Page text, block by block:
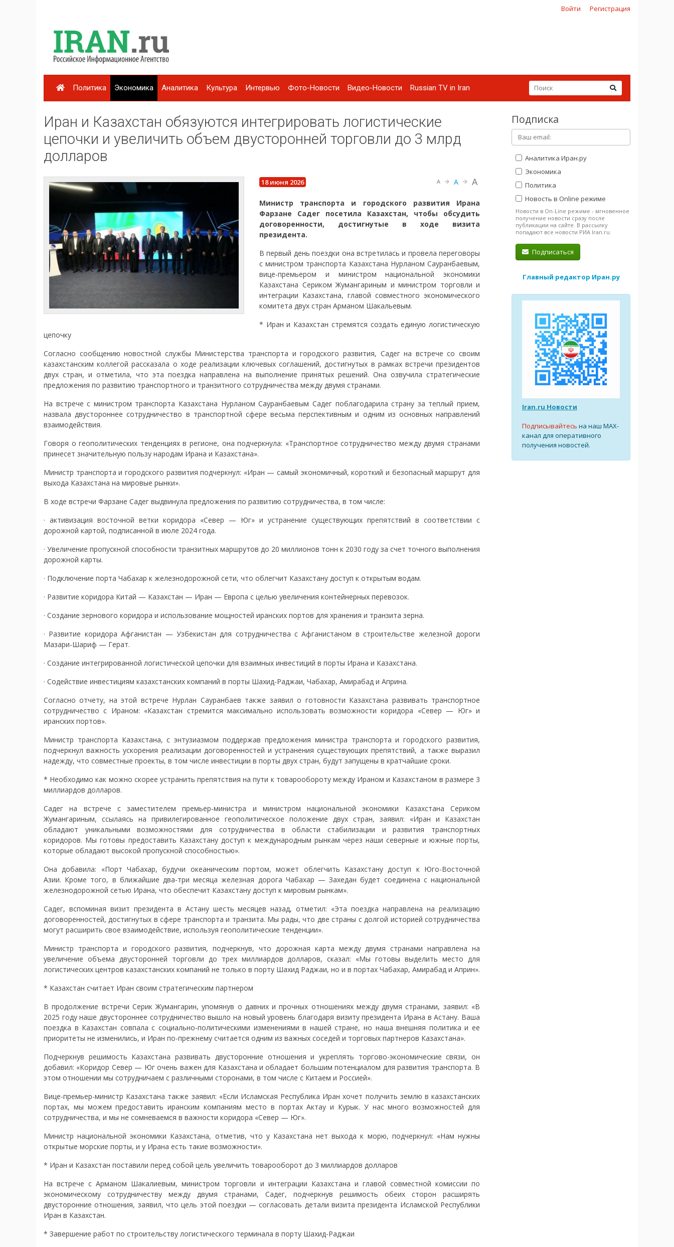
Войти Регистрация
Политика Экономика Аналитика Культура Интервью Фото-Новости Видео-Новости Russian TV in Iran
Иран и Казахстан обязуются интегрировать логистические
цепочки и увеличить объем двусторонней торговли до 3 млрд
долларов
18 июня 2026 A A A
Министр транспорта и городского развития Ирана
Фарзане Садег посетила Казахстан, чтобы обсудить
договоренности, достигнутые в ходе визита
президента.
В первый день поездки она встретилась и провела переговоры
с министром транспорта Казахстана Нурланом Сауранбаевым,
вице-премьером и министром национальной экономики
Казахстана Сериком Жумангариным и министром торговли и
интеграции Казахстана, главой совместного экономического
комитета двух стран Арманом Шакальевым.
* Иран и Казахстан стремятся создать единую логистическую
цепочку
Согласно сообщению новостной службы Министерства транспорта и городского развития, Садег на встрече со своим
казахстанским коллегой рассказала о ходе реализации ключевых соглашений, достигнутых в рамках встречи президентов
двух стран, и отметила, что эта поездка направлена на выполнение принятых решений. Она озвучила стратегические
предложения по развитию транспортного и транзитного сотрудничества между двумя странами.
На встрече с министром транспорта Казахстана Нурланом Сауранбаевым Садег поблагодарила страну за теплый прием,
назвала двустороннее сотрудничество в транспортной сфере весьма перспективным и одним из основных направлений
взаимодействия.
Говоря о геополитических тенденциях в регионе, она подчеркнула: «Транспортное сотрудничество между двумя странами
принесет значительную пользу народам Ирана и Казахстана».
Министр транспорта и городского развития подчеркнул: «Иран — самый экономичный, короткий и безопасный маршрут для
выхода Казахстана на мировые рынки».
В ходе встречи Фарзане Садег выдвинула предложения по развитию сотрудничества, в том числе:
· активизация восточной ветки коридора «Север — Юг» и устранение существующих препятствий в соответствии с
дорожной картой, подписанной в июле 2024 года.
· Увеличение пропускной способности транзитных маршрутов до 20 миллионов тонн к 2030 году за счет точного выполнения
дорожной карты.
· Подключение порта Чабахар к железнодорожной сети, что облегчит Казахстану доступ к открытым водам.
· Развитие коридора Китай — Казахстан — Иран — Европа с целью увеличения контейнерных перевозок.
· Создание зернового коридора и использование мощностей иранских портов для хранения и транзита зерна.
· Развитие коридора Афганистан — Узбекистан для сотрудничества с Афганистаном в строительстве железной дороги
Мазари-Шариф — Герат.
· Создание интегрированной логистической цепочки для взаимных инвестиций в порты Ирана и Казахстана.
· Содействие инвестициям казахстанских компаний в порты Шахид-Раджаи, Чабахар, Амирабад и Априна.
Согласно отчету, на этой встрече Нурлан Сауранбаев также заявил о готовности Казахстана развивать транспортное
сотрудничество с Ираном: «Казахстан стремится максимально использовать возможности коридора «Север — Юг» и
иранских портов».
Министр транспорта Казахстана, с энтузиазмом поддержав предложения министра транспорта и городского развития,
подчеркнул важность ускорения реализации договоренностей и устранения существующих препятствий, а также выразил
надежду, что совместные проекты, в том числе инвестиции в порты двух стран, будут запущены в кратчайшие сроки.
* Необходимо как можно скорее устранить препятствия на пути к товарообороту между Ираном и Казахстаном в размере 3
миллиардов долларов.
Садег на встрече с заместителем премьер-министра и министром национальной экономики Казахстана Сериком
Жумангариным, ссылаясь на привилегированное геополитическое положение двух стран, заявил: «Иран и Казахстан
обладают уникальными возможностями для сотрудничества в области стабилизации и развития транспортных
коридоров. Мы готовы предоставить Казахстану доступ к международным рынкам через наши северные и южные порты,
которые обладают высокой пропускной способностью».
Она добавила: «Порт Чабахар, будучи океаническим портом, может облегчить Казахстану доступ к Юго-Восточной
Азии. Кроме того, в ближайшие два-три месяца железная дорога Чабахар — Захедан будет соединена с национальной
железнодорожной сетью Ирана, что обеспечит Казахстану доступ к мировым рынкам».
Садег, вспоминая визит президента в Астану шесть месяцев назад, отметил: «Эта поездка направлена на реализацию
договоренностей, достигнутых в сфере транспорта и транзита. Мы рады, что две страны с долгой историей сотрудничества
могут расширить свое взаимодействие, используя геополитические тенденции».
Министр транспорта и городского развития, подчеркнув, что дорожная карта между двумя странами направлена на
увеличение объема двусторонней торговли до трех миллиардов долларов, сказал: «Мы готовы выделить место для
логистических центров казахстанских компаний не только в порту Шахид Раджаи, но и в портах Чабахар, Амирабад и Априн».
* Казахстан считает Иран своим стратегическим партнером
В продолжение встречи Серик Жумангарин, упомянув о давних и прочных отношениях между двумя странами, заявил: «В
2025 году наше двустороннее сотрудничество вышло на новый уровень благодаря визиту президента Ирана в Астану. Ваша
поездка в Казахстан совпала с социально-политическими изменениями в нашей стране, но наша внешняя политика и ее
приоритеты не изменились, и Иран по-прежнему считается одним из важных соседей и торговых партнеров Казахстана».
Подчеркнув решимость Казахстана развивать двусторонние отношения и укреплять торгово-экономические связи, он
добавил: «Коридор Север — Юг очень важен для Казахстана и обладает большим потенциалом для развития транспорта. В
этом отношении мы сотрудничаем с различными сторонами, в том числе с Китаем и Россией».
Вице-премьер-министр Казахстана также заявил: «Если Исламская Республика Иран хочет получить землю в казахстанских
портах, мы можем предоставить иранским компаниям место в портах Актау и Курык. У нас много возможностей для
сотрудничества, и мы не сомневаемся в важности коридора «Север — Юг».
Министр национальной экономики Казахстана, отметив, что у Казахстана нет выхода к морю, подчеркнул: «Нам нужны
открытые морские порты, и у Ирана есть такие возможности».
* Иран и Казахстан поставили перед собой цель увеличить товарооборот до 3 миллиардов долларов
На встрече с Арманом Шакалиевым, министром торговли и интеграции Казахстана и главой совместной комиссии по
экономическому сотрудничеству между двумя странами, Садег, подчеркнув решимость обеих сторон расширять
двусторонние отношения, заявил, что цель этой поездки — согласовать детали визита президента Исламской Республики
Иран в Казахстан.
* Завершение работ по строительству логистического терминала в порту Шахид-Раджаи
Подписка
Аналитика Иран.ру
Экономика
Политика
Новость в Online режиме
Новости в On-Line режиме - мгновенное
получение новости сразу после
публикации на сайте. В рассылку
попадают все новости РИА Iran.ru.
Подписаться
Главный редактор Иран.ру
Iran.ru Новости
Подписывайтесь на наш MAX-
канал для оперативного
получения новостей.